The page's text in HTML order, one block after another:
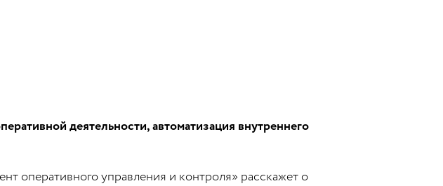
деятельности, автоматизация внутреннего
оперативного управления и контроля» расскажет о